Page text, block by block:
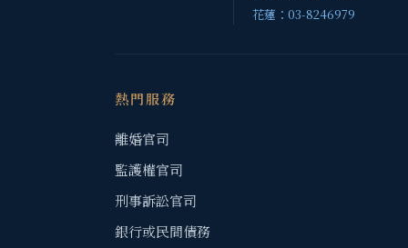
花蓮：03-8246979
熱門服務
離婚官司
監護權官司
刑事訴訟官司
銀行或民間債務